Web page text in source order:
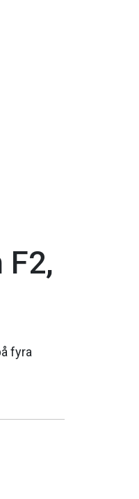
F2,
fyra